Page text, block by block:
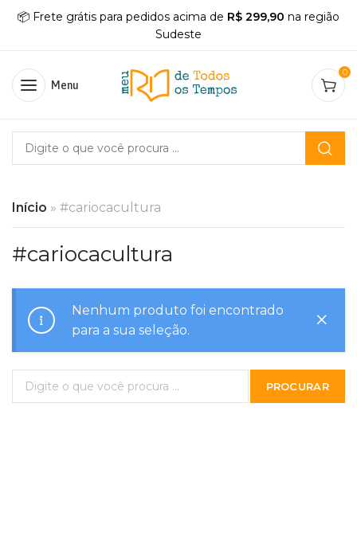
📦 Frete grátis para pedidos acima de R$ 299,90 na região
Sudeste
Menu
0
Início » #cariocacultura
#cariocacultura
Nenhum produto foi encontrado
para a sua seleção.
PROCURAR